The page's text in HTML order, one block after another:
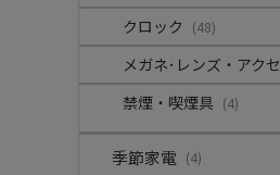
クロック (48)
メガネ･レンズ・アク
禁煙・喫煙具 (4)
季節家電 (4)